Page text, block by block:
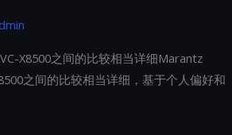
X8500之间的比较相当详细Marantz
之间的比较相当详细，基于个人偏好和